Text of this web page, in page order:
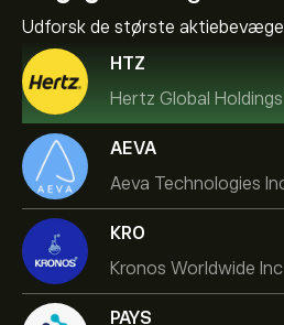
Udforsk de største
HTZ
Hertz Global
AEVA
Aeva Technologies
KRO
Kronos Worldwide Inc
PAYS